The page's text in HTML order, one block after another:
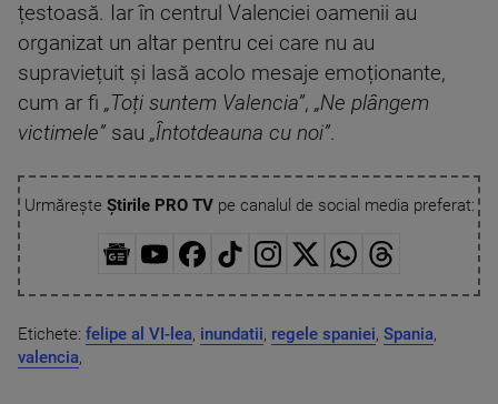
țestoasă. Iar în centrul Valenciei oamenii au
organizat un altar pentru cei care nu au
supraviețuit și lasă acolo mesaje emoționante,
cum ar fi „Toți suntem Valencia”, „Ne plângem
victimele” sau „Întotdeauna cu noi”.
Urmărește Știrile PRO TVpe canalul de social media preferat:
Etichete: felipe al VI-lea, inundatii, regele spaniei, Spania,
valencia,